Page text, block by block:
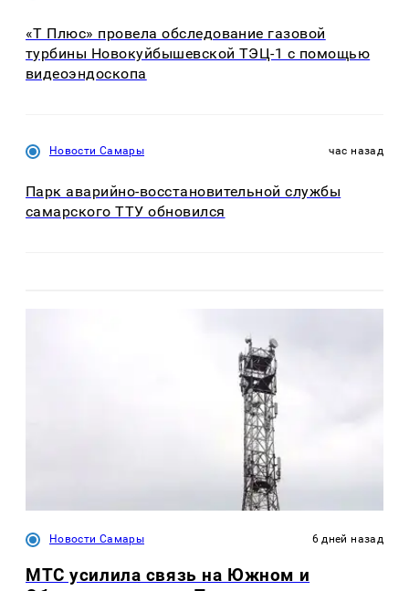
«Т Плюс» провела обследование газовой
турбины Новокуйбышевской ТЭЦ-1 с помощью
видеоэндоскопа
Новости Самары час назад
Парк аварийно-восстановительной службы
самарского ТТУ обновился
Новости Самары 6 дней назад
МТС усилила связь на Южном и